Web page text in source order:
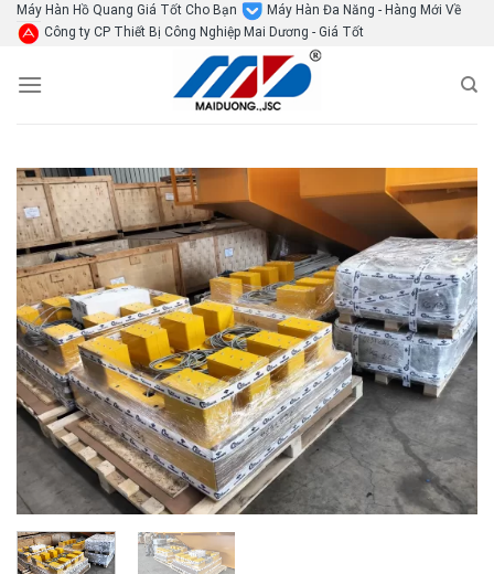
SkipMáy Hàn Hồ Quang Giá Tốt Cho Bạn
Máy Hàn Đa Năng - Hàng Mới Về
Công ty CP Thiết Bị Công Nghiệp Mai Dương - Giá Tốt